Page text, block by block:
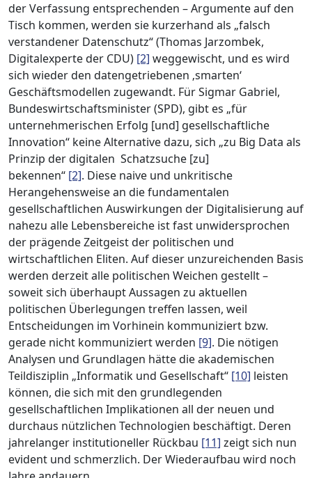
der Verfassung entsprechenden – Argumente auf den
Tisch kommen, werden sie kurzerhand als „falsch
verstandener Datenschutz“ (Thomas Jarzombek,
Digitalexperte der CDU) [2] weggewischt, und es wird
sich wieder den datengetriebenen ‚smarten‘
Geschäftsmodellen zugewandt. Für Sigmar Gabriel,
Bundeswirtschaftsminister (SPD), gibt es „für
unternehmerischen Erfolg [und] gesellschaftliche
Innovation“ keine Alternative dazu, sich „zu Big Data als
Prinzip der digitalen Schatzsuche [zu]
bekennen“ [2]. Diese naive und unkritische
Herangehensweise an die fundamentalen
gesellschaftlichen Auswirkungen der Digitalisierung auf
nahezu alle Lebensbereiche ist fast unwidersprochen
der prägende Zeitgeist der politischen und
wirtschaftlichen Eliten. Auf dieser unzureichenden Basis
werden derzeit alle politischen Weichen gestellt –
soweit sich überhaupt Aussagen zu aktuellen
politischen Überlegungen treffen lassen, weil
Entscheidungen im Vorhinein kommuniziert bzw.
gerade nicht kommuniziert werden [9]. Die nötigen
Analysen und Grundlagen hätte die akademischen
Teildisziplin „Informatik und Gesellschaft“ [10] leisten
können, die sich mit den grundlegenden
gesellschaftlichen Implikationen all der neuen und
durchaus nützlichen Technologien beschäftigt. Deren
jahrelanger institutioneller Rückbau [11] zeigt sich nun
evident und schmerzlich. Der Wiederaufbau wird noch